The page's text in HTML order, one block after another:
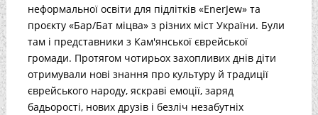
неформальної освіти для підлітків «EnerJew» та
проєкту «Бар/Бат міцва» з різних міст України. Були
там і представники з Кам'янської єврейської
громади. Протягом чотирьох захопливих днів діти
отримували нові знання про культуру й традиції
єврейського народу, яскраві емоції, заряд
бадьорості, нових друзів і безліч незабутніх